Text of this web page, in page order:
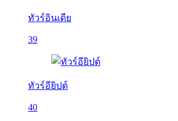
ทัวร์อินเดีย
39
ทัวร์อียิปต์
40